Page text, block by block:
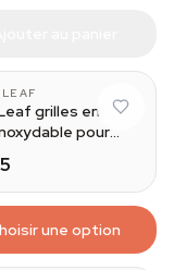
grilles en
pour
une option